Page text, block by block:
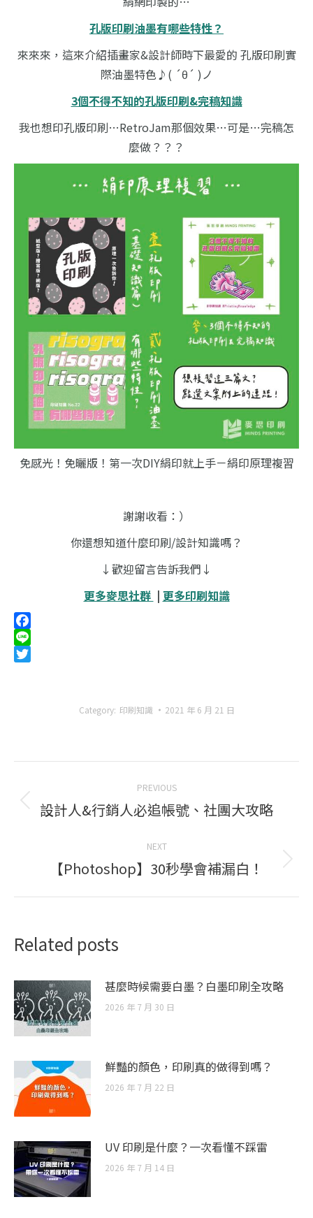
孔版印刷油墨有哪些特性？
來來來，這來介紹插畫家&設計師時下最愛的 孔版印刷實
際油墨特色♪( ´θ´ )ノ
3個不得不知的孔版印刷&完稿知識
我也想印孔版印刷…RetroJam那個效果…可是…完稿怎
麼做？？？
免感光！免曬版！第一次DIY絹印就上手－絹印原理複習
謝謝收看：）
你還想知道什麼印刷/設計知識嗎？
↓歡迎留言告訴我們↓
更多麥思社群 | 更多印刷知識
Facebook
Line
Category: 印刷知識 2021 年 6 月 21 日
navigation
PREVIOUS
Previous
設計人&行銷人必追帳號、社團大攻略
NEXT
Next
【Photoshop】30秒學會補漏白！
Related posts
甚麼時候需要白墨？白墨印刷全攻略
2026 年 7 月 30 日
鮮豔的顏色，印刷真的做得到嗎？
2026 年 7 月 22 日
UV 印刷是什麼？一次看懂不踩雷
2026 年 7 月 14 日